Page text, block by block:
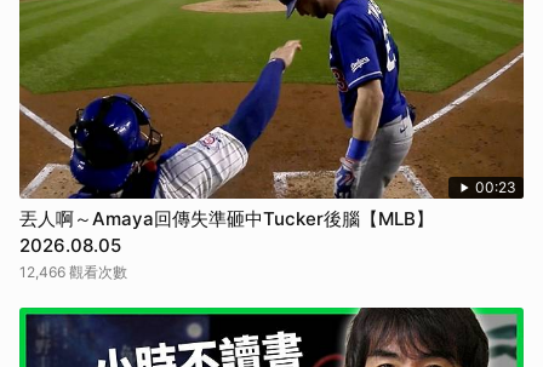
00:23
丟人啊～Amaya回傳失準砸中Tucker後腦【MLB】
2026.08.05
12,466 觀看次數